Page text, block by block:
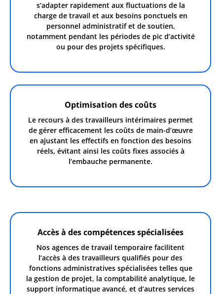
s’adapter rapidement aux fluctuations de la
charge de travail et aux besoins ponctuels en
personnel administratif et de soutien,
notamment pendant les périodes de pic d’activité
ou pour des projets spécifiques.
Optimisation des coûts
Le recours à des travailleurs intérimaires permet
de gérer efficacement les coûts de main-d’œuvre
en ajustant les effectifs en fonction des besoins
réels, évitant ainsi les coûts fixes associés à
l’embauche permanente.
Accès à des compétences spécialisées
Nos agences de travail temporaire facilitent
l’accès à des travailleurs qualifiés pour des
fonctions administratives spécialisées telles que
la gestion de projet, la comptabilité analytique, le
support informatique avancé, et d’autres services